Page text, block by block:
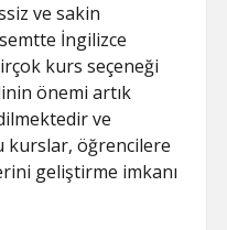
ve sakin
İngilizce
kurs seçeneği
önemi artık
ve
kurslar, öğrencilere
geliştirme imkanı